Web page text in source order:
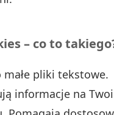
– co to
małe pliki tekstowe.
informacje na